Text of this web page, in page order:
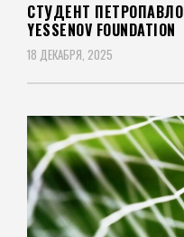
СТУДЕНТ
YESSENOV FOUNDATION
18 ДЕКАБРЯ, 2025